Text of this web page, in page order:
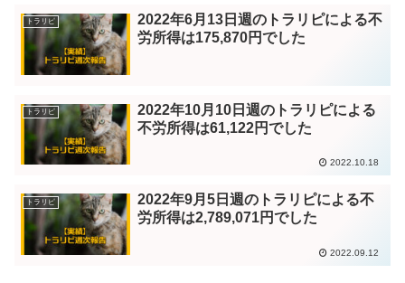
トラリピ
2022年6月13日週のトラリピによる不
労所得は175,870円でした
トラリピ
2022年10月10日週のトラリピによる
不労所得は61,122円でした
2022.10.18
トラリピ
2022年9月5日週のトラリピによる不
労所得は2,789,071円でした
2022.09.12